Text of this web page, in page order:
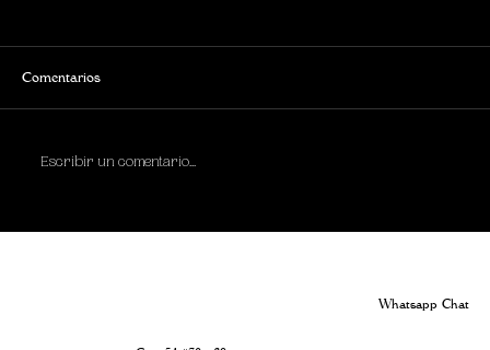
Comentarios
Escribir un comentario...
Whatsapp Chat